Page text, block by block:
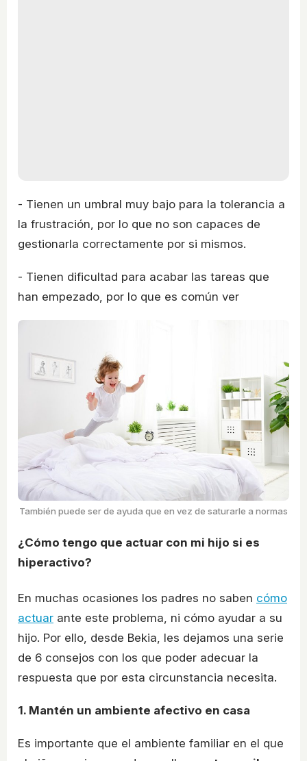
- Tienen un umbral muy bajo para la tolerancia a
la frustración, por lo que no son capaces de
gestionarla correctamente por si mismos.
- Tienen dificultad para acabar las tareas que
han empezado, por lo que es común ver
También puede ser de ayuda que en vez de saturarle a normas
¿Cómo tengo que actuar con mi hijo si es
hiperactivo?
En muchas ocasiones los padres no saben cómo
actuar ante este problema, ni cómo ayudar a su
hijo. Por ello, desde Bekia, les dejamos una serie
de 6 consejos con los que poder adecuar la
respuesta que por esta circunstancia necesita.
1. Mantén un ambiente afectivo en casa
Es importante que el ambiente familiar en el que